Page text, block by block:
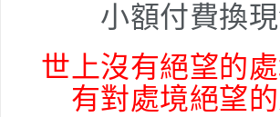
小額付費換
世上沒有絕望的
有對處境絕望的